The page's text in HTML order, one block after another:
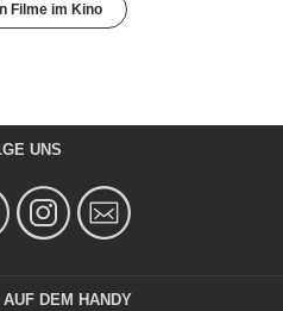
Filme im Kino
UNS
DEM HANDY